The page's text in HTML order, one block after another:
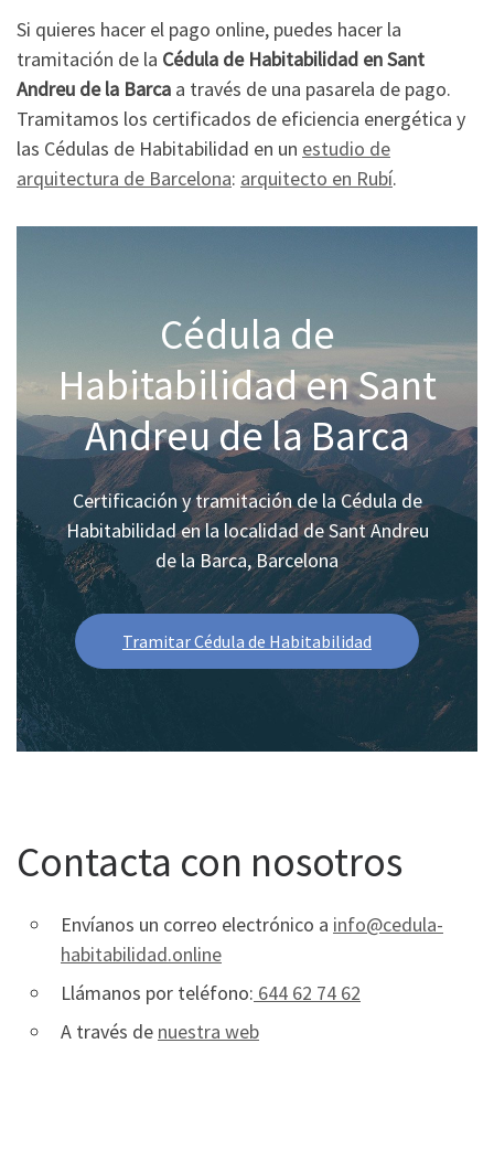
Si quieres hacer el pago online, puedes hacer la
tramitación de la Cédula de Habitabilidad en Sant
Andreu de la Barca a través de una pasarela de pago.
Tramitamos los certificados de eficiencia energética y
las Cédulas de Habitabilidad en un estudio de
arquitectura de Barcelona: arquitecto en Rubí.
Cédula de
Habitabilidad en Sant
Andreu de la Barca
Certificación y tramitación de la Cédula de
Habitabilidad en la localidad de Sant Andreu
de la Barca, Barcelona
Tramitar Cédula de Habitabilidad
Contacta con nosotros
Envíanos un correo electrónico a info@cedula-
habitabilidad.online
Llámanos por teléfono: 644 62 74 62
A través de nuestra web